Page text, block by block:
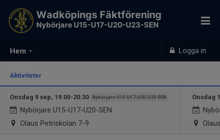
Hem Logga in
Wadköpings Fäktförening
Nybörjare U15-U17-U20-U23-SEN
Aktiviteter
Onsdag 9 sep, 19:00-20:30 Nybörjare U15-U17-U20-U23-SEN
Nybörjare U15-U17-U20-SEN
Olaus Petriskolan 7-9
Onsdag